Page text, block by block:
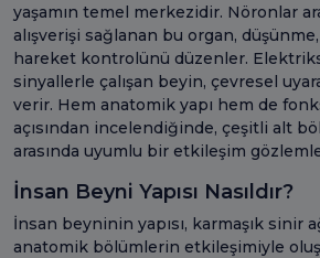
yaşamın temel merkezidir. Nöronlar
alışverişi sağlanan bu organ,
hareket kontrolünü düzenler.
sinyallerle çalışan beyin, çevresel
verir. Hem anatomik yapı hem de
açısından incelendiğinde, çeşitli alt
arasında uyumlu bir etkileşim
İnsan Beyni Yapısı Nasıldır?
İnsan beyninin yapısı, karmaşık sinir
anatomik bölümlerin etkileşimiyle